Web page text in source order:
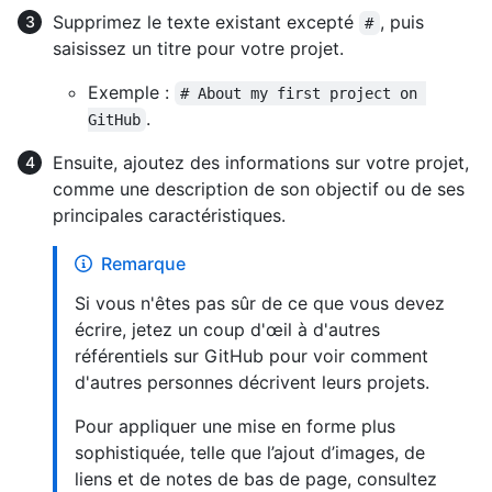
Supprimez le texte existant excepté
# , puis
saisissez un titre pour votre projet.
Exemple :
# About my first project on
GitHub .
Ensuite, ajoutez des informations sur votre projet,
comme une description de son objectif ou de ses
principales caractéristiques.
Remarque
Si vous n'êtes pas sûr de ce que vous devez
écrire, jetez un coup d'œil à d'autres
référentiels sur GitHub pour voir comment
d'autres personnes décrivent leurs projets.
Pour appliquer une mise en forme plus
sophistiquée, telle que l’ajout d’images, de
liens et de notes de bas de page, consultez